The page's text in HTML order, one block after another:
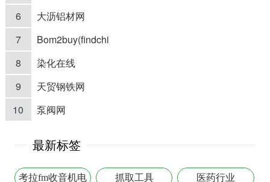
6
大沥铝材网
7
Bom2buy(findchi
8
染化在线
9
天贸钢铁网
10
泵阀网
最新标签
考拉fm收音机电 抓取工具 医药行业